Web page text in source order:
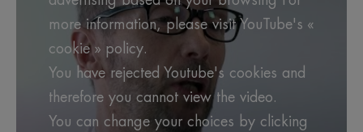
more information, please visit YouTube's «
cookie » policy.
You have rejected Youtube's cookies and
therefore you cannot view the video.
You can change your choices by clicking